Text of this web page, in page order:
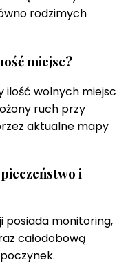
rodzimych
miejsc?
ilość wolnych miejsc
ruch przy
aktualne mapy
i
posiada monitoring,
całodobową